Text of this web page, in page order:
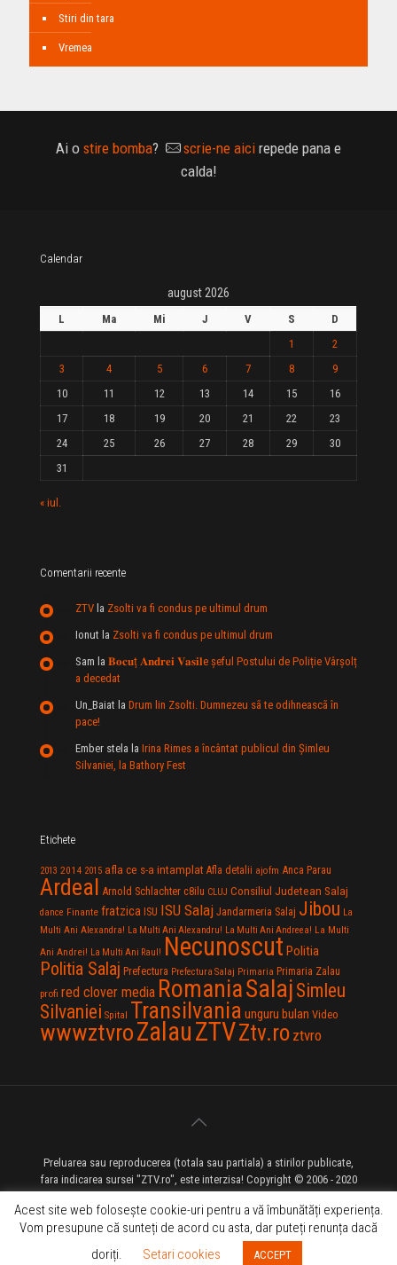
Stiri din tara
Vremea
Ai o stire bomba? scrie-ne aici repede pana e
calda!
Calendar
august 2026
L Ma Mi J V S
D
1
2
3
4 5 6 7 8
9
10
11 12 13 14 15
16
17
18 19 20 21 22
23
24
25 26 27 28 29
30
31
« iul.
Comentarii recente
ZTV la Zsolti va fi condus pe ultimul drum
Ionut la Zsolti va fi condus pe ultimul drum
Sam la 𝐁𝐨𝐜𝐮ț 𝐀𝐧𝐝𝐫𝐞𝐢 𝐕𝐚𝐬𝐢𝐥e şeful Postului de Poliție Vârșolț
a decedat
Un_Baiat la Drum lin Zsolti. Dumnezeu sã te odihneascã în
pace!
Ember stela la Irina Rimes a încântat publicul din Şimleu
Silvaniei, la Bathory Fest
Etichete
2013 2014 2015 afla ce s-a intamplat Afla detalii ajofm Anca Parau
Ardeal Arnold Schlachter c8ilu CLUJ Consiliul Judetean Salaj
dance Finante fratzica ISU ISU Salaj Jandarmeria Salaj Jibou La
Multi Ani Alexandra! La Multi Ani Alexandru! La Multi Ani Andreea! La Multi
Ani Andrei! La Multi Ani Raul! Necunoscut Politia
Politia Salaj Prefectura Prefectura Salaj Primaria Primaria Zalau
profi red clover media RomaniaSalaj Simleu
Silvaniei Spital Transilvania unguru bulan Video
wwwztvroZalauZTVZtv.ro ztvro
Preluarea sau reproducerea (totala sau partiala) a stirilor publicate,
fara indicarea sursei "ZTV.ro", este interzisa! Copyright © 2006 - 2020
Acest site web folosește cookie-uri pentru a vă îmbunătăți experiența.
Vom presupune că sunteți de acord cu asta, dar puteți renunța dacă
doriți.
Setari cookies ACCEPT